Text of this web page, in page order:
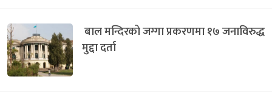
बाल मन्दिरको जग्गा प्रकरणमा १७ जनाविरुद्ध
मुद्दा दर्ता